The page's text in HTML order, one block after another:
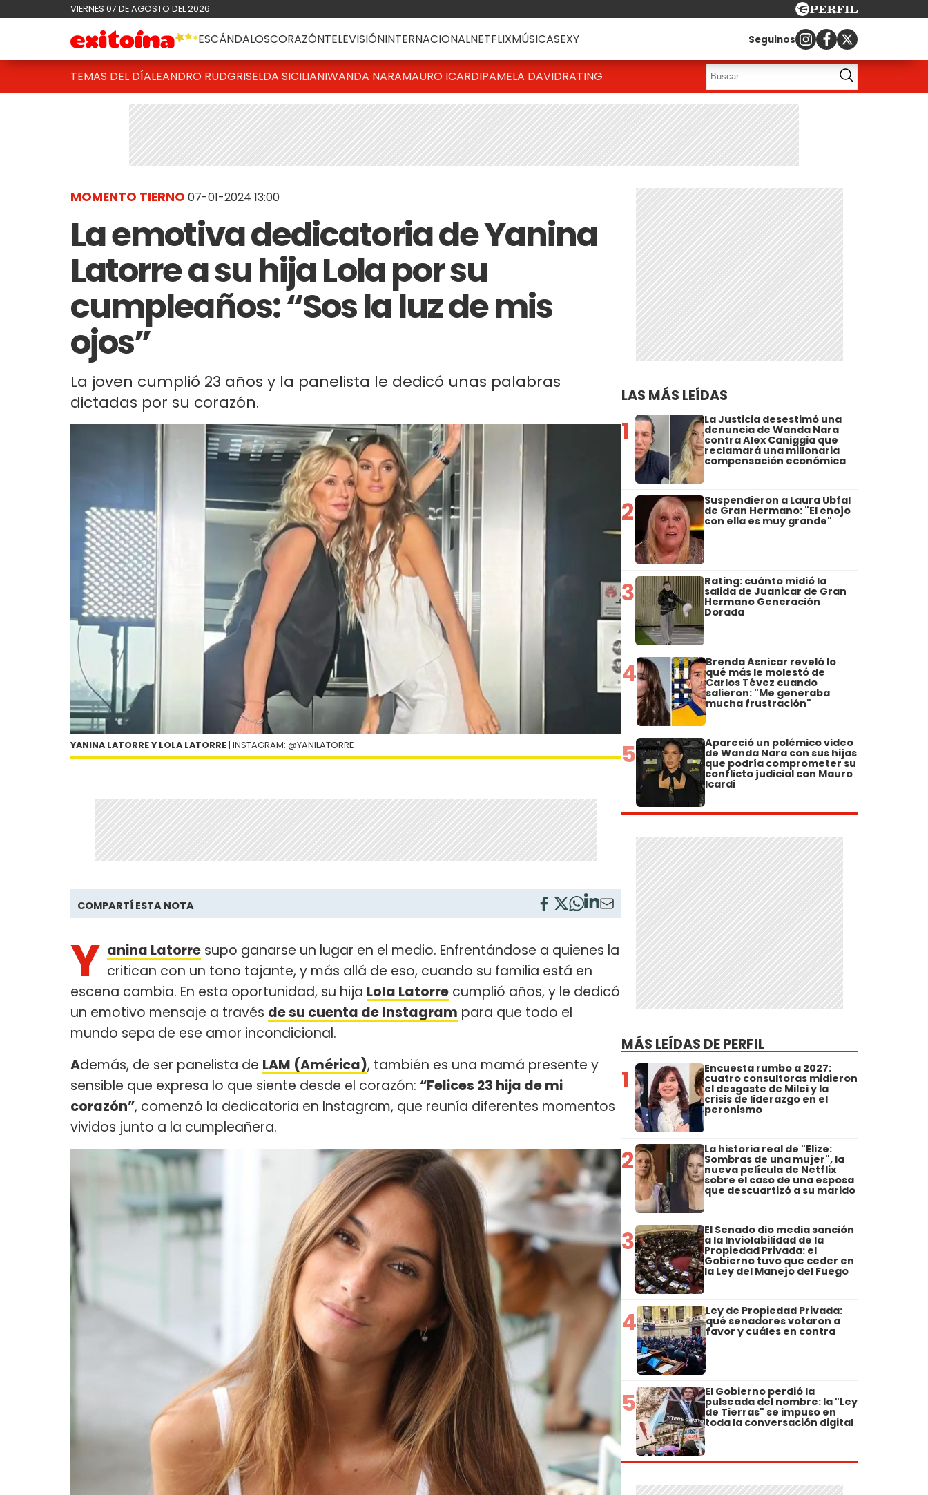
VIERNES 07 DE AGOSTO DEL 2026
ESCÁNDALOSCORAZÓNTELEVISIÓNINTERNACIONALNETFLIXMÚSICASEXY Seguinos
TEMAS DEL DÍALEANDRO RUDGRISELDA SICILIANIWANDA NARAMAURO ICARDIPAMELA DAVIDRATING
MOMENTO TIERNO 07-01-2024 13:00
La emotiva dedicatoria de Yanina
Latorre a su hija Lola por su
cumpleaños: “Sos la luz de mis
ojos”
La joven cumplió 23 años y la panelista le dedicó unas palabras
dictadas por su corazón.
YANINA LATORRE Y LOLA LATORRE | INSTAGRAM: @YANILATORRE
COMPARTÍ ESTA NOTA
Y anina Latorre supo ganarse un lugar en el medio. Enfrentándose a quienes la
critican con un tono tajante, y más allá de eso, cuando su familia está en
escena cambia. En esta oportunidad, su hija Lola Latorre cumplió años, y le dedicó
un emotivo mensaje a través de su cuenta de Instagram para que todo el
mundo sepa de ese amor incondicional.
Además, de ser panelista de LAM (América), también es una mamá presente y
sensible que expresa lo que siente desde el corazón: “Felices 23 hija de mi
corazón”, comenzó la dedicatoria en Instagram, que reunía diferentes momentos
vividos junto a la cumpleañera.
LAS MÁS LEÍDAS
1 La Justicia desestimó una
denuncia de Wanda Nara
contra Alex Caniggia que
reclamará una millonaria
compensación económica
2 Suspendieron a Laura Ubfal
de Gran Hermano: "El enojo
con ella es muy grande"
3 Rating: cuánto midió la
salida de Juanicar de Gran
Hermano Generación
Dorada
4 Brenda Asnicar reveló lo
qué más le molestó de
Carlos Tévez cuando
salieron: "Me generaba
mucha frustración"
5 Apareció un polémico video
de Wanda Nara con sus hijas
que podría comprometer su
conflicto judicial con Mauro
Icardi
MÁS LEÍDAS DE PERFIL
1 Encuesta rumbo a 2027:
cuatro consultoras midieron
el desgaste de Milei y la
crisis de liderazgo en el
peronismo
2 La historia real de "Elize:
Sombras de una mujer", la
nueva película de Netflix
sobre el caso de una esposa
que descuartizó a su marido
3 El Senado dio media sanción
a la Inviolabilidad de la
Propiedad Privada: el
Gobierno tuvo que ceder en
la Ley del Manejo del Fuego
4 Ley de Propiedad Privada:
qué senadores votaron a
favor y cuáles en contra
5 El Gobierno perdió la
pulseada del nombre: la "Ley
de Tierras" se impuso en
toda la conversación digital